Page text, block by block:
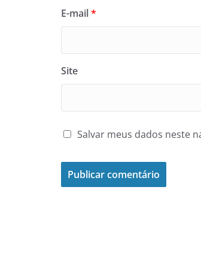
E-mail*
Site
Salvar meus dados neste